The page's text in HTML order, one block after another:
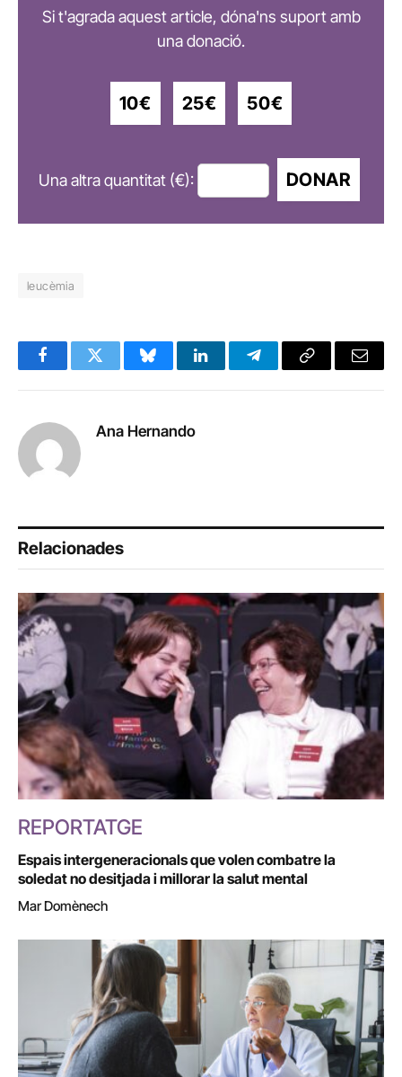
Si t'agrada aquest article, dóna'ns suport amb
una donació.
10€ 25€ 50€
Una altra quantitat (€): DONAR
leucèmia
FacebookTwitter BlueskyLinkedInTelegramCopy
Email
Ana Hernando
Relacionades
REPORTATGE
Espais intergeneracionals que volen combatre la
soledat no desitjada i millorar la salut mental
Mar Domènech